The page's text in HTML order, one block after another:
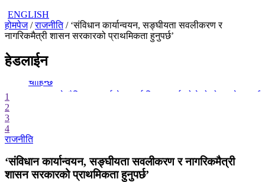
ENGLISH
होमपेज/राजनीति/ ‘संविधान कार्यान्वयन, सङ्घीयता सवलीकरण र
नागरिकमैत्री शासन सरकारको प्राथमिकता हुनुपर्छ’
हेडलाईन- काठमाडौंको बाँसबारीमा खुल्यो अत्याधुनिक इभेन्ट भेन्यू ‘रामालय’
- देश बनाउन प्रधानमन्त्री मात्र होइन, सक्षम टोली र सचेत नागरिक पनि
चाहिन्छ
- देश बनाउन प्रधानमन्त्री मात्र होइन, सक्षम टोली र सचेत नागरिक पनि
चाहिन्छ
1
2
3
4
राजनीति
‘संविधान कार्यान्वयन, सङ्घीयता सवलीकरण र नागरिकमैत्री
शासन सरकारको प्राथमिकता हुनुपर्छ’